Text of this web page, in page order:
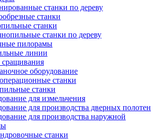
станки по дереву
станки
станки
станки по дереву
пилорамы
линии
оборудование
станки
станки
для измельчения
для производства дверных полотен
для производства наружной
станки